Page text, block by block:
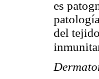
es
del